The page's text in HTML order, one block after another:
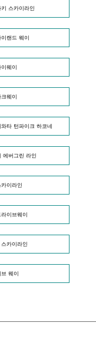
스카이라인
랜드 웨이
웨이
웨이
타 턴파이크 하코네
에버그린 라인
이라인
이브웨이
카이라인
웨이